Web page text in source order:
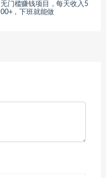
无门槛赚钱项目，每天收入5
00+，下班就能做